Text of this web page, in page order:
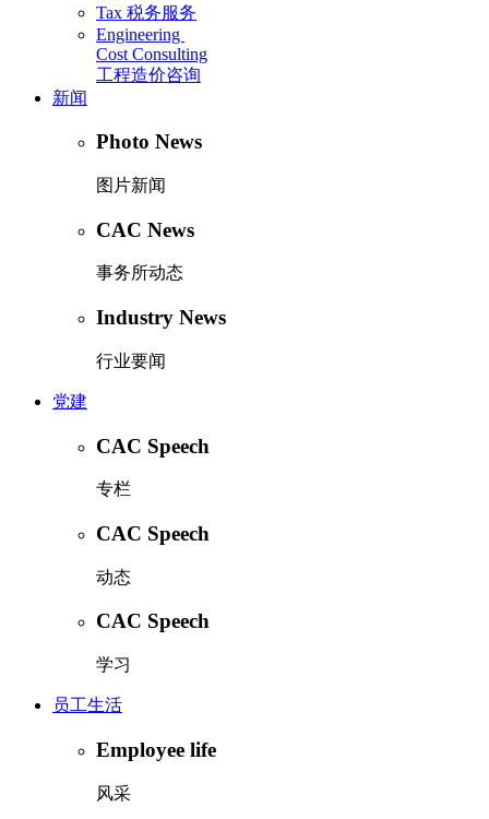
Tax 税务服务
Engineering
Cost Consulting
工程造价咨询
新闻
Photo News
图片新闻
CAC News
事务所动态
Industry News
行业要闻
党建
CAC Speech
专栏
CAC Speech
动态
CAC Speech
学习
员工生活
Employee life
风采